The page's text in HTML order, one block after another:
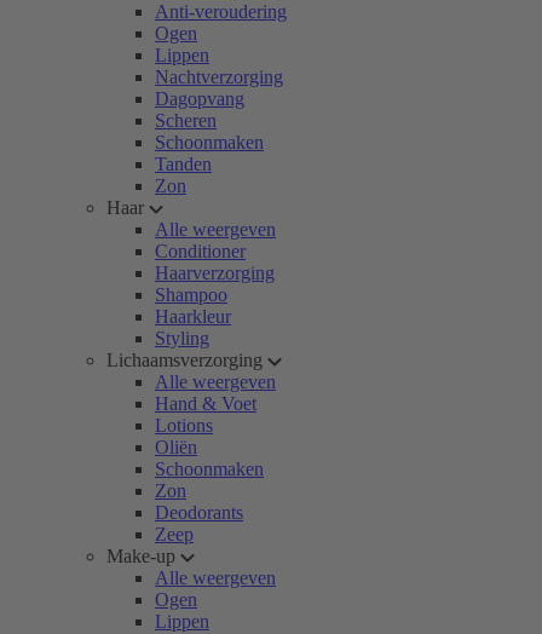
Anti-veroudering
Ogen
Lippen
Nachtverzorging
Dagopvang
Scheren
Schoonmaken
Tanden
Zon
Haar
Alle weergeven
Conditioner
Haarverzorging
Shampoo
Haarkleur
Styling
Lichaamsverzorging
Alle weergeven
Hand & Voet
Lotions
Oliën
Schoonmaken
Zon
Deodorants
Zeep
Make-up
Alle weergeven
Ogen
Lippen